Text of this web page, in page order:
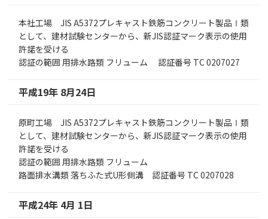
本社工場 JIS A5372プレキャスト鉄筋コンクリート製品Ⅰ類
として、建材試験センターから、新JIS認証マーク表示の使用
許諾を受ける
認証の範囲 用排水路類 フリューム 認証番号 TC 0207027
平成19年 8月24日
原町工場 JIS A5372プレキャスト鉄筋コンクリート製品Ⅰ類
として、建材試験センターから、新JIS認証マーク表示の使用
許諾を受ける
認証の範囲 用排水路類 フリューム
路面排水溝類 落ちふた式U形側溝 認証番号 TC 0207028
平成24年 4月 1日